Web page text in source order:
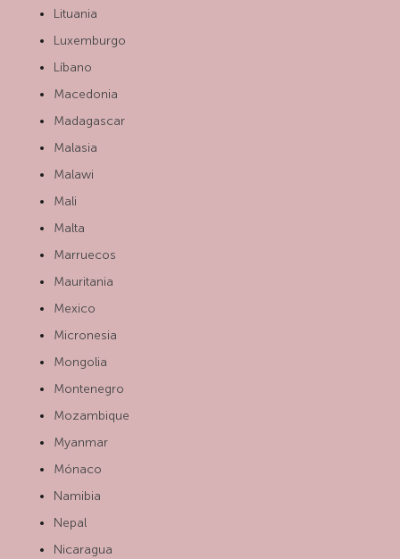
Lituania
Luxemburgo
Líbano
Macedonia
Madagascar
Malasia
Malawi
Mali
Malta
Marruecos
Mauritania
Mexico
Micronesia
Mongolia
Montenegro
Mozambique
Myanmar
Mónaco
Namibia
Nepal
Nicaragua